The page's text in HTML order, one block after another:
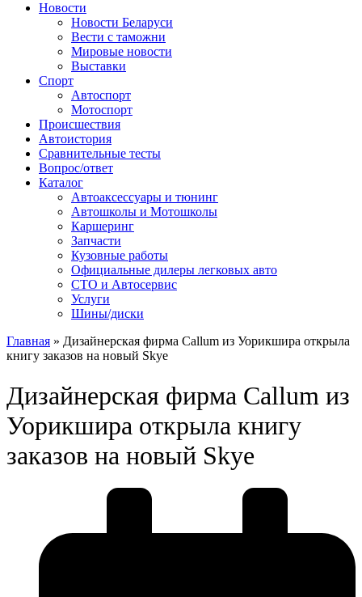
Сайт про автомобили
Новости
Новости Беларуси
Вести с таможни
Мировые новости
Выставки
Спорт
Автоспорт
Мотоспорт
Происшествия
Автоистория
Сравнительные тесты
Вопрос/ответ
Каталог
Автоакcессуары и тюнинг
Автошколы и Мотошколы
Каршеринг
Запчасти
Кузовные работы
Официальные дилеры легковых авто
СТО и Автосервис
Услуги
Шины/диски
Главная » Дизайнерская фирма Callum из Уорикшира открыла
книгу заказов на новый Skye
Дизайнерская фирма Callum из
Уорикшира открыла книгу
заказов на новый Skye